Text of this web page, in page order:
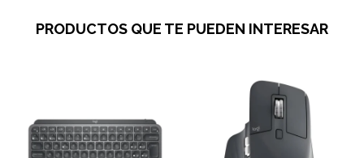
PRODUCTOS QUE TE PUEDEN INTERESAR